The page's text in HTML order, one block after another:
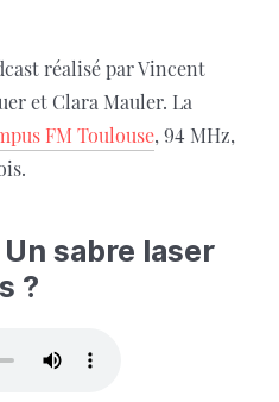
réalisé par Vincent
et Clara Mauler. La
FM Toulouse, 94 MHz,
sabre laser
?